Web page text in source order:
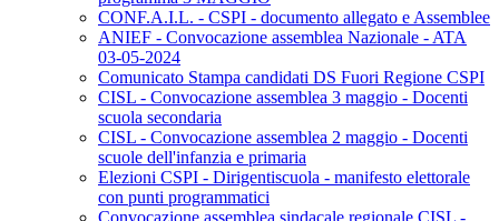
CONF.A.I.L. - CSPI - documento allegato e Assemblee
ANIEF - Convocazione assemblea Nazionale - ATA
03-05-2024
Comunicato Stampa candidati DS Fuori Regione CSPI
CISL - Convocazione assemblea 3 maggio - Docenti
scuola secondaria
CISL - Convocazione assemblea 2 maggio - Docenti
scuole dell'infanzia e primaria
Elezioni CSPI - Dirigentiscuola - manifesto elettorale
con punti programmatici